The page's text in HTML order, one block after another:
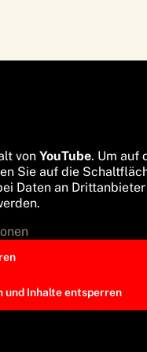
von YouTube. Um auf
Sie auf die
Daten an Drittanbieter
Inhalte entsperren